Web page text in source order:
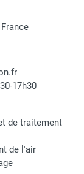
17h30
de traitement
de l'air